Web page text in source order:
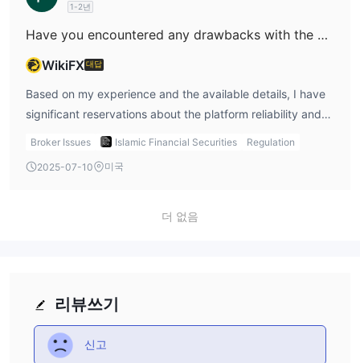
Securities unsuitable for anyone prioritizing cost clarity or
regulatory accountability. I advocate for extreme caution,
cannot recommend this broker for those seeking
professional-grade trading environments.
recourse mechanisms are minimal or nonexistent. Beyond
this, I find the offering to be quite limited for my needs.
trading through a proprietary app, lacking access to
forex, commodities, or other instruments many traders
expect. There’s also no demo account option, and crucial
details about account structure or trading fees are not
typically make it hard to assess the genuine costs and
channels is a minor positive, but it does not offset the
funds. When my capital is on the line, I always look for
brokers with strong, verifiable regulation and thorough
disclosures—qualities Islamic Financial Securities, based
on currently available information, simply doesn’t
1-2년
Have you encountered any drawbacks with the customer service or platform reliability of Islamic Financial Securities?
WikiFX대답
Based on my experience and the available details, I have
significant reservations about the platform reliability and
customer service of Islamic Financial Securities. The most
oversight; this means there is no governing authority to
operational transparency. For a trader in today’s markets,
reliability, Islamic Financial Securities only offers stock
trading, and this is exclusively through their own app.
There is no information about integrations with established
trading platforms like MT4 or MT5, nor about the
Broker Issues Islamic Financial Securities Regulation
2025-07-10 미국
더 없음
리뷰쓰기
신고